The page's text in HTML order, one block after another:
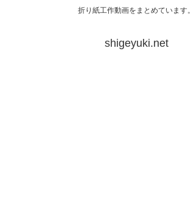
折り紙工作動画をまとめています。
shigeyuki.net